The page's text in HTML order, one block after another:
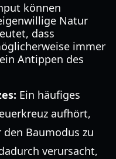
können
Natur
dass
immer
Antippen des
Ein häufiges
aufhört,
Baumodus zu
verursacht,